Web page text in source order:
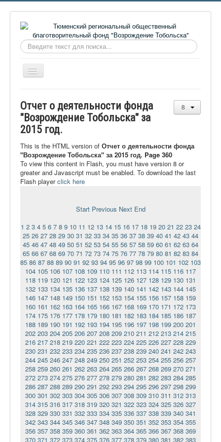
Искать...
Включить/
выключить
О фонде
Онлайн библиотека
Видеоматериалы
Контакты
Сайт проекта Достоевский
Отчет о деятельности фонда
"Возрождение Тобольска" за
2015 год.
This is the HTML version of Отчет о деятельности фонда
"Возрождение Тобольска" за 2015 год. Page 360
To view this content in Flash, you must have version 8 or
greater and Javascript must be enabled. To download the last
Flash playerclick here
Start Previous Next End
1 2 3 4 5 6 7 8 9 10 11 12 13 14 15 16 17 18 19 20 21 22 23 24
25 26 27 28 29 30 31 32 33 34 35 36 37 38 39 40 41 42 43 44
45 46 47 48 49 50 51 52 53 54 55 56 57 58 59 60 61 62 63 64
65 66 67 68 69 70 71 72 73 74 75 76 77 78 79 80 81 82 83 84
85 86 87 88 89 90 91 92 93 94 95 96 97 98 99 100 101 102 103
104 105 106 107 108 109 110 111 112 113 114 115 116 117
118 119 120 121 122 123 124 125 126 127 128 129 130 131
132 133 134 135 136 137 138 139 140 141 142 143 144 145
146 147 148 149 150 151 152 153 154 155 156 157 158 159
160 161 162 163 164 165 166 167 168 169 170 171 172 173
174 175 176 177 178 179 180 181 182 183 184 185 186 187
188 189 190 191 192 193 194 195 196 197 198 199 200 201
202 203 204 205 206 207 208 209 210 211 212 213 214 215
216 217 218 219 220 221 222 223 224 225 226 227 228 229
230 231 232 233 234 235 236 237 238 239 240 241 242 243
244 245 246 247 248 249 250 251 252 253 254 255 256 257
258 259 260 261 262 263 264 265 266 267 268 269 270 271
272 273 274 275 276 277 278 279 280 281 282 283 284 285
286 287 288 289 290 291 292 293 294 295 296 297 298 299
300 301 302 303 304 305 306 307 308 309 310 311 312 313
314 315 316 317 318 319 320 321 322 323 324 325 326 327
328 329 330 331 332 333 334 335 336 337 338 339 340 341
342 343 344 345 346 347 348 349 350 351 352 353 354 355
356 357 358 359 360 361 362 363 364 365 366 367 368 369
370 371 372 373 374 375 376 377 378 379 380 381 382 383